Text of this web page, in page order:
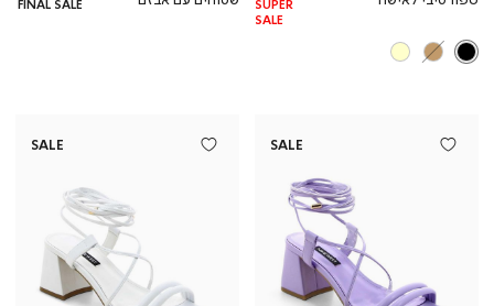
SUPER
SALE
FINAL SALE
SALE
SALE